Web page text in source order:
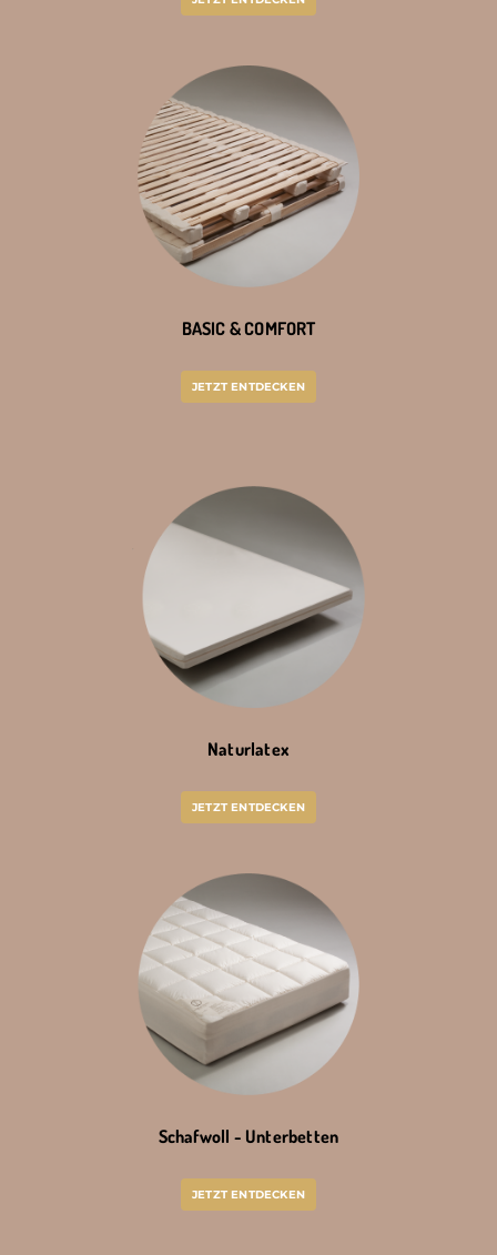
BASIC & COMFORT
JETZT ENTDECKEN
Naturlatex
JETZT ENTDECKEN
Schafwoll - Unterbetten
JETZT ENTDECKEN